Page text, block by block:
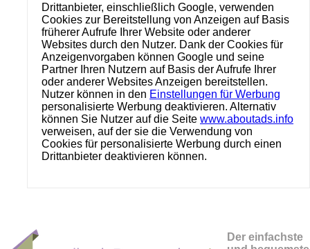
Drittanbieter, einschließlich Google, verwenden
Cookies zur Bereitstellung von Anzeigen auf Basis
früherer Aufrufe Ihrer Website oder anderer
Websites durch den Nutzer. Dank der Cookies für
Anzeigenvorgaben können Google und seine
Partner Ihren Nutzern auf Basis der Aufrufe Ihrer
oder anderer Websites Anzeigen bereitstellen.
Nutzer können in den Einstellungen für Werbung
personalisierte Werbung deaktivieren. Alternativ
können Sie Nutzer auf die Seite www.aboutads.info
verweisen, auf der sie die Verwendung von
Cookies für personalisierte Werbung durch einen
Drittanbieter deaktivieren können.
Der einfachste